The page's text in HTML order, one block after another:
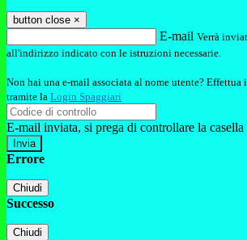
button close ×
E-mail Verrà
all'indirizzo indicato con le istruzioni necessarie.
Non hai una e-mail associata al nome utente? Effettua
tramite la Login Spaggiari
E-mail inviata, si prega di controllare la
Errore
Chiudi
Successo
Chiudi